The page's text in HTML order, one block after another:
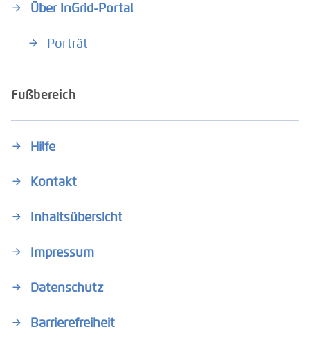
Über InGrid-Portal
Porträt
Fußbereich
Hilfe
Kontakt
Inhaltsübersicht
Impressum
Datenschutz
Barrierefreiheit